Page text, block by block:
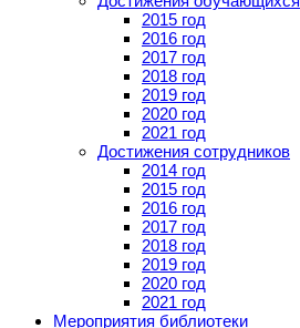
2015 год
2016 год
2017 год
2018 год
2019 год
2020 год
2021 год
Достижения сотрудников
2014 год
2015 год
2016 год
2017 год
2018 год
2019 год
2020 год
2021 год
Мероприятия библиотеки